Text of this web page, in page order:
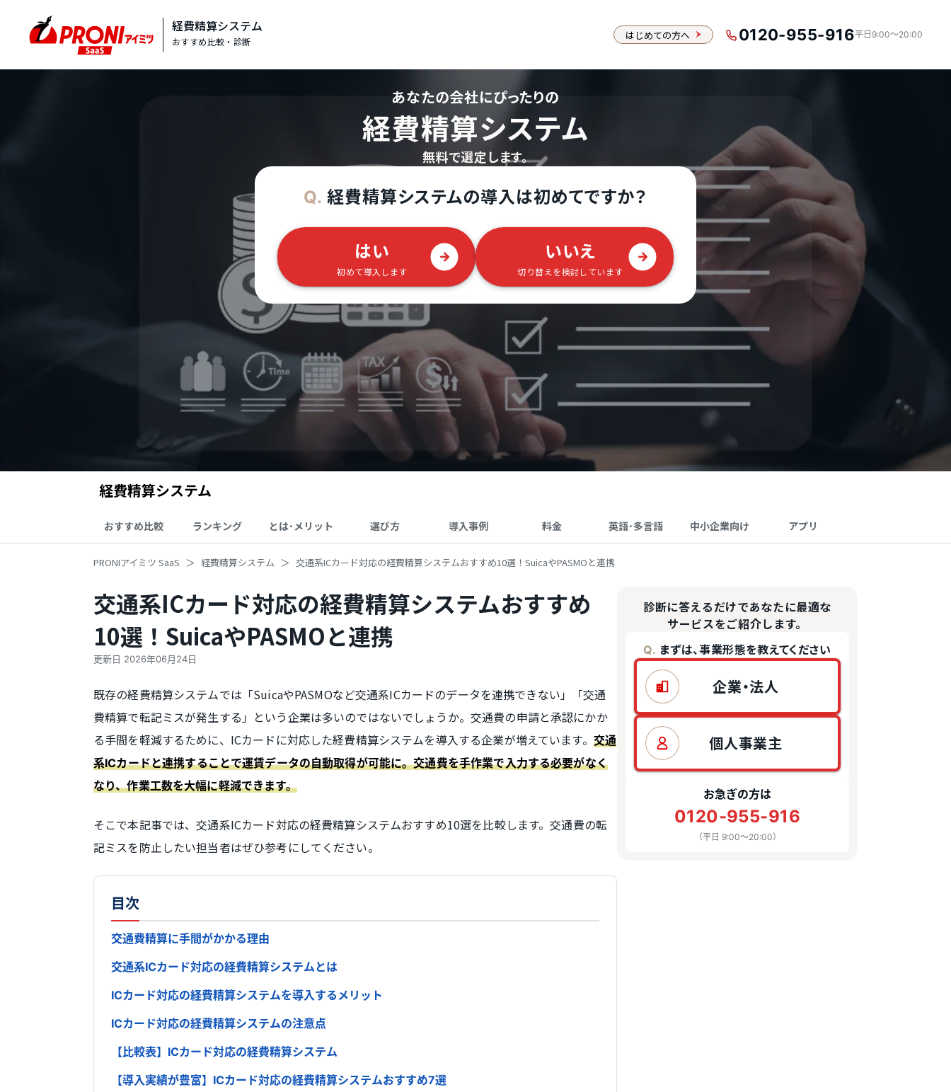
経費精算システム
おすすめ比較・診断 はじめての方へ 0120-955-916平日9:00〜20:00
あなたの会社にぴったりの
経費精算システム
無料で選定します。
Q. 経費精算システムの導入は初めてですか？
はい
初めて導入します
いいえ
切り替えを検討しています
経費精算システム
おすすめ比較 ランキング とは･メリット 選び方 導入事例 料金 英語･多言語 中小企業向け アプリ
PRONIアイミツ SaaS 経費精算システム 交通系ICカード対応の経費精算システムおすすめ10選！SuicaやPASMOと連携
交通系ICカード対応の経費精算システムおすすめ
10選！SuicaやPASMOと連携
更新日 2026年06月24日
既存の経費精算システムでは「SuicaやPASMOなど交通系ICカードのデータを連携できない」「交通
費精算で転記ミスが発生する」という企業は多いのではないでしょうか。交通費の申請と承認にかか
る手間を軽減するために、ICカードに対応した経費精算システムを導入する企業が増えています。 交通
系ICカードと連携することで運賃データの自動取得が可能に。交通費を手作業で入力する必要がなく
なり、作業工数を大幅に軽減できます。
そこで本記事では、交通系ICカード対応の経費精算システムおすすめ10選を比較します。交通費の転
記ミスを防止したい担当者はぜひ参考にしてください。
目次
交通費精算に手間がかかる理由
交通系ICカード対応の経費精算システムとは
ICカード対応の経費精算システムを導入するメリット
ICカード対応の経費精算システムの注意点
【比較表】ICカード対応の経費精算システム
【導入実績が豊富】ICカード対応の経費精算システムおすすめ7選
診断に答えるだけであなたに最適な
サービスをご紹介します。
Q. まずは、事業形態を教えてください
企業・法人
個人事業主
お急ぎの方は
0120-955-916
（平日 9:00〜20:00）